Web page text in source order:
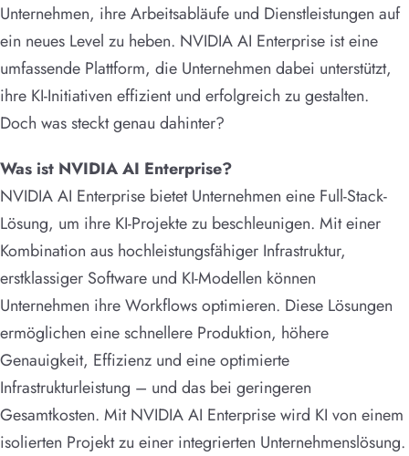
Unternehmen, ihre Arbeitsabläufe und Dienstleistungen auf
ein neues Level zu heben. NVIDIA AI Enterprise ist eine
umfassende Plattform, die Unternehmen dabei unterstützt,
ihre KI-Initiativen effizient und erfolgreich zu gestalten.
Doch was steckt genau dahinter?
Was ist NVIDIA AI Enterprise?
NVIDIA AI Enterprise bietet Unternehmen eine Full-Stack-
Lösung, um ihre KI-Projekte zu beschleunigen. Mit einer
Kombination aus hochleistungsfähiger Infrastruktur,
erstklassiger Software und KI-Modellen können
Unternehmen ihre Workflows optimieren. Diese Lösungen
ermöglichen eine schnellere Produktion, höhere
Genauigkeit, Effizienz und eine optimierte
Infrastrukturleistung – und das bei geringeren
Gesamtkosten. Mit NVIDIA AI Enterprise wird KI von einem
isolierten Projekt zu einer integrierten Unternehmenslösung.